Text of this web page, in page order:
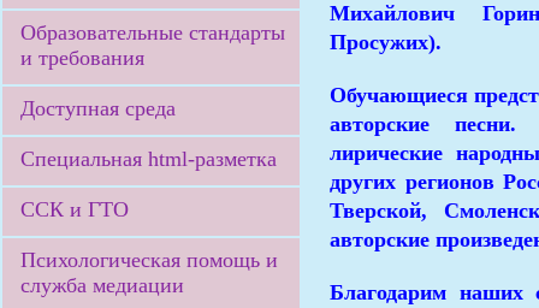
Образовательные стандарты
и требования
Доступная среда
Специальная html-разметка
ССК и ГТО
Психологическая помощь и
служба медиации
Михайлович
Просужих).
Обучающиеся
авторские
лирические
других регионов
Тверской,
авторские
Благодарим наших